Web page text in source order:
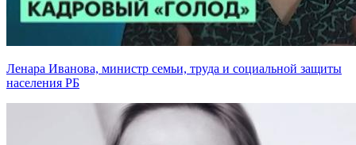
Ленара Иванова, министр семьи, труда и социальной защиты
населения РБ